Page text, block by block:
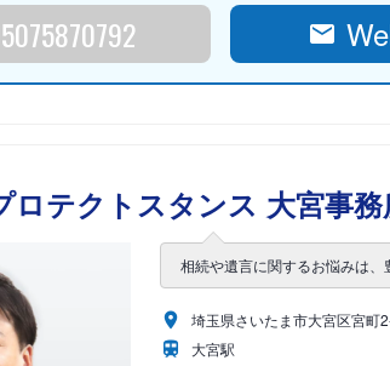
ロテクトスタンス 大宮事務
相続や遺言に関するお悩みは、
埼玉県さいたま市大宮区宮町
大宮駅